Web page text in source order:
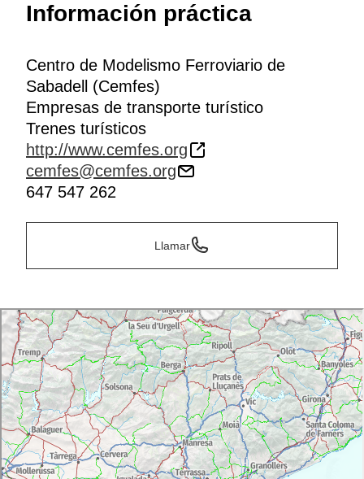
Información práctica
Centro de Modelismo Ferroviario de
Sabadell (Cemfes)
Empresas de transporte turístico
Trenes turísticos
http://www.cemfes.org
cemfes@cemfes.org
647 547 262
Llamar